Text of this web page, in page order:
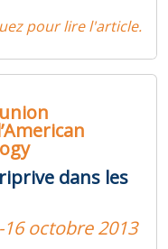
pour lire l'article.
dans les
octobre 2013